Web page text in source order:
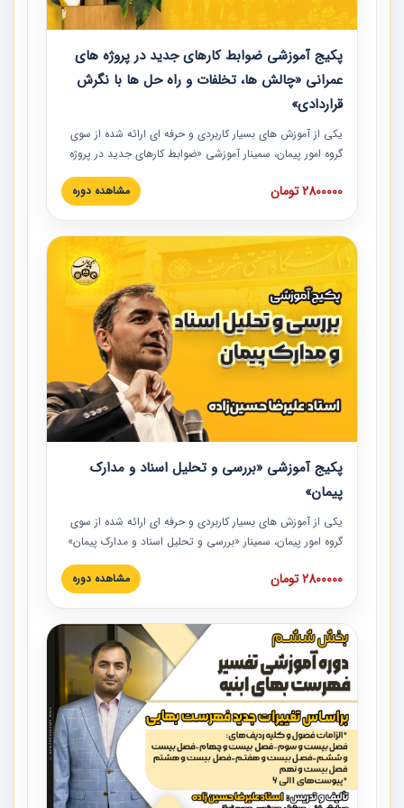
پکیج آموزشی ضوابط کارهای جدید در پروژه های
عمرانی «چالش ها، تخلفات و راه حل ها با نگرش
قراردادی»
یکی از آموزش‏‏‏‏‏‏ های بسیار کاربردی و حرفه‏ ای ارائه شده از سوی
گروه امور پیمان، سمینار آموزشی «ضوابط کارهای جدید در پروژه
های عمرانی» چالش ها، تخلفات و راه حل ها با نگرش قراردادی
است که در محل سندیکای شرکت های ساختمانی کشور ارائه شد.
مدارک پیمان به همراه تجربیات عملی ارائه شده است.
2800000 تومان مشاهده دوره
پکیج آموزشی «بررسی و تحلیل اسناد و مدارک
پیمان»
یکی از آموزش‏‏‏‏‏‏ های بسیار کاربردی و حرفه‏ ای ارائه شده از سوی
گروه امور پیمان، سمینار «بررسی و تحلیل اسناد و مدارک پیمان»
است که در دانشگاه صنعتی شریف ارائه شد. در این آموزش
نکات کلیدی مربوط به اسناد و مدارک پیمان، اولویت بندی اسناد
پیمان به همراه تجربیات عملی در این خصوص ارائه شده است.
2800000 تومان مشاهده دوره